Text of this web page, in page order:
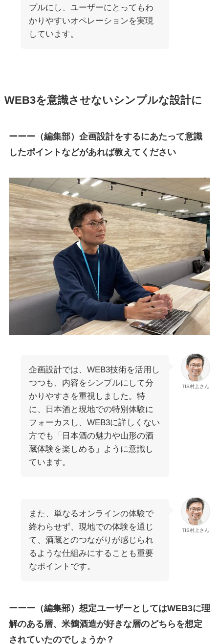
プルにし、ユーザーにとってもわ
かりやすいオペレーションを実現
しています。
WEB3を意識させないシンプルな設計に
ーーー（編集部）企画設計をするにあたって意識
したポイントなどがあれば教えてください
TIS村上さん
企画設計では、WEB3技術を活用し
つつも、内容をシンプルにして分
かりやすさを重視しました。特
に、日本酒と現地での特別体験に
フォーカスし、WEB3に詳しくない
方でも「日本酒の魅力や山形の酒
蔵体験を楽しめる」ように意識し
ています。
TIS村上さん
また、単なるオンラインの体験で
終わらせず、現地での体験を通じ
て、酒蔵とのつながりが感じられ
るような仕組みにすることも重要
なポイントです。
ーーー（編集部）想定ユーザーとしてはWEB3に理
解のある層、米鶴酒造が好きな層のどちらを想定
されていたのでしょうか？